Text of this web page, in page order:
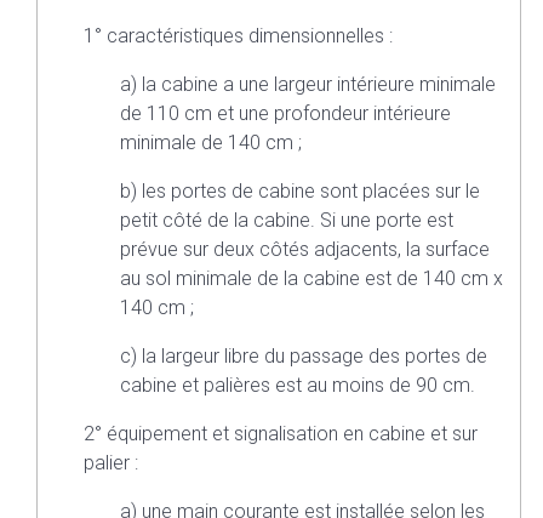
1° caractéristiques dimensionnelles :
a) la cabine a une largeur intérieure minimale
de 110 cm et une profondeur intérieure
minimale de 140 cm ;
b) les portes de cabine sont placées sur le
petit côté de la cabine. Si une porte est
prévue sur deux côtés adjacents, la surface
au sol minimale de la cabine est de 140 cm x
140 cm ;
c) la largeur libre du passage des portes de
cabine et palières est au moins de 90 cm.
2° équipement et signalisation en cabine et sur
palier :
a) une main courante est installée selon les